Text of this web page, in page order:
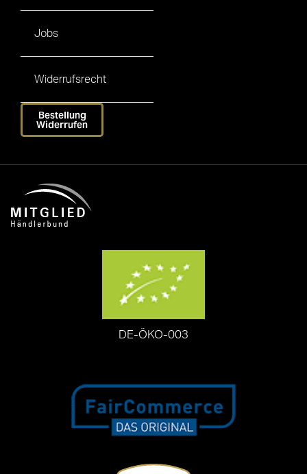
Jobs
Widerrufsrecht
Bestellung
Widerrufen
DE-ÖKO-003